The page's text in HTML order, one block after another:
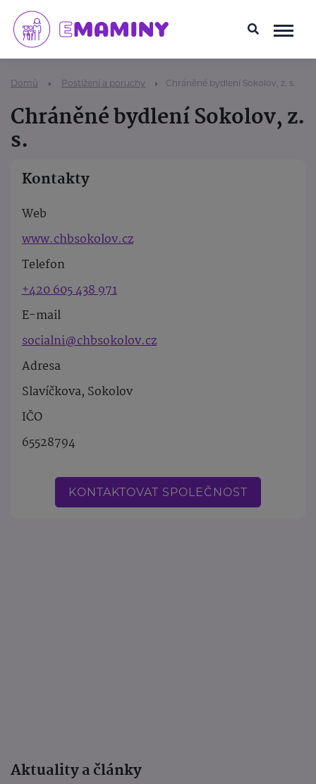
Domů Postižení a poruchy Chráněné bydlení Sokolov, z. s.
Chráněné bydlení Sokolov, z.
s.
Kontakty
Web
www.chbsokolov.cz
Telefon
+420 605 438 971
E-mail
socialni@chbsokolov.cz
Adresa
Slavíčkova, Sokolov
IČO
65528794
KONTAKTOVAT SPOLEČNOST
Aktuality a články